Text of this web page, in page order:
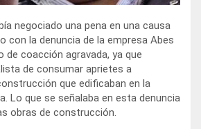
negociado una pena en una causa
con la denuncia de la empresa Abes
de coacción agravada, ya que
de consumar aprietes a
que edificaban en la
Lo que se señalaba en esta denuncia
obras de construcción.